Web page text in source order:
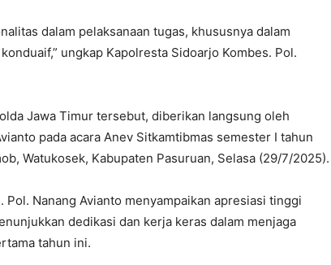
dalam pelaksanaan tugas, khususnya dalam
ungkap Kapolresta Sidoarjo Kombes. Pol.
Jawa Timur tersebut, diberikan langsung oleh
pada acara Anev Sitkamtibmas semester I tahun
Watukosek, Kabupaten Pasuruan, Selasa (29/7/2025).
Pol. Nanang Avianto menyampaikan apresiasi tinggi
dedikasi dan kerja keras dalam menjaga
tahun ini.